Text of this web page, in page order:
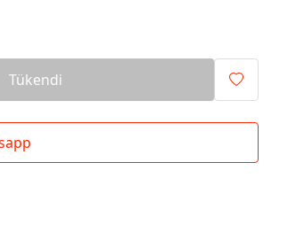
Tükendi